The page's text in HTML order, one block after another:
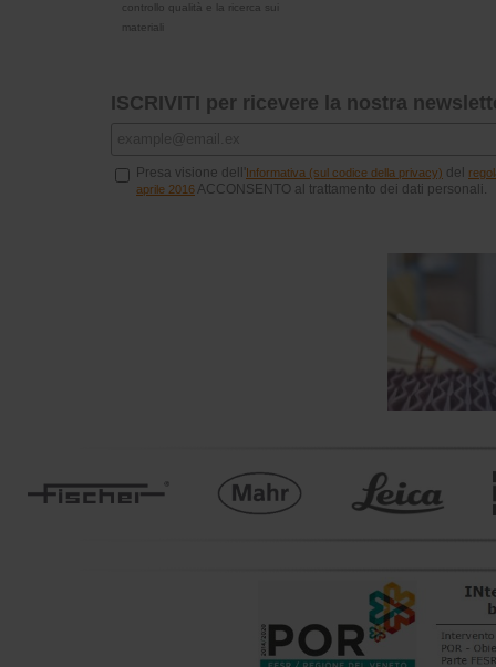
controllo qualità e la ricerca sui
materiali
ISCRIVITI per ricevere la nostra
Presa visione dell' Informativa (sul codice della privacy) del
aprile 2016ACCONSENTO al trattamento dei dati personali.